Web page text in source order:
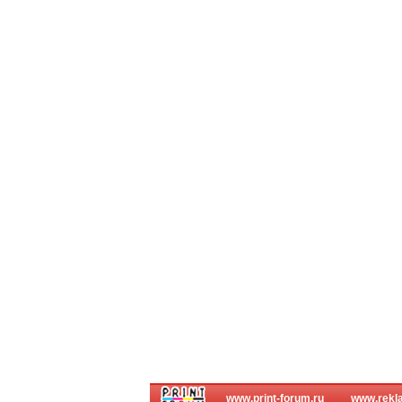
www.print-forum.ru